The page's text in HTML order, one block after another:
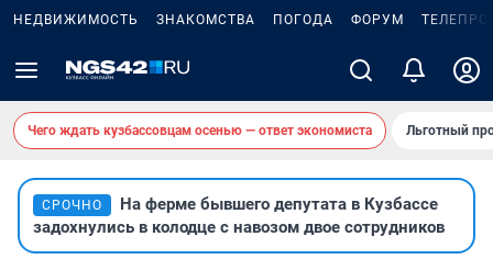
НЕДВИЖИМОСТЬ ЗНАКОМСТВА ПОГОДА ФОРУМ
Чего ждать кузбассовцам осенью — ответ экономиста Льготный
СРОЧНО
На ферме бывшего депутата в Кузбассе
задохнулись в колодце с навозом двое сотрудников